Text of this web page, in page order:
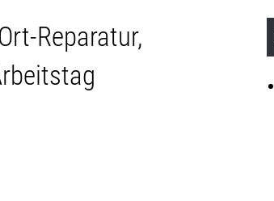
Reparatur,